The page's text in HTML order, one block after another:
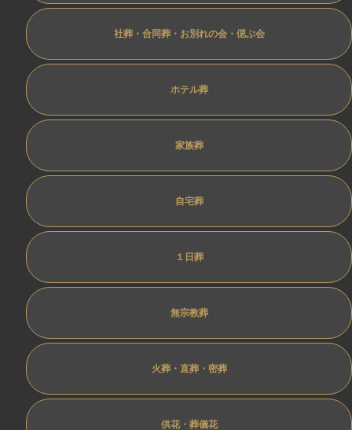
社葬・合同葬・お別れの会・偲ぶ会
ホテル葬
家族葬
自宅葬
１日葬
無宗教葬
火葬・直葬・密葬
供花・葬儀花